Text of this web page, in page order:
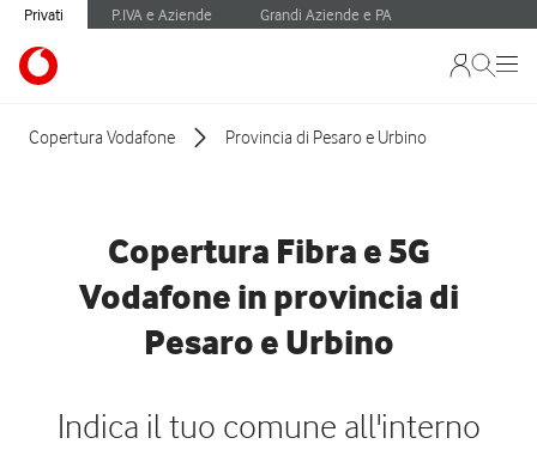
Privati P.IVA e Aziende Grandi Aziende e PA
Copertura Vodafone Provincia di Pesaro e Urbino
Copertura Fibra e 5G
Vodafone in provincia di
Pesaro e Urbino
Indica il tuo comune all'interno